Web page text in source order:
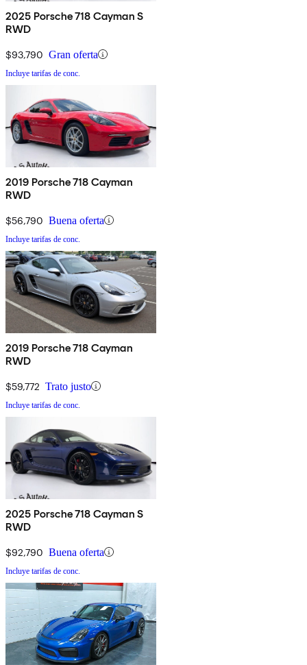
2025 Porsche 718 Cayman S
RWD
$93,790 Gran oferta
Incluye tarifas de conc.
2019 Porsche 718 Cayman
RWD
$56,790 Buena oferta
Incluye tarifas de conc.
2019 Porsche 718 Cayman
RWD
$59,772 Trato justo
Incluye tarifas de conc.
2025 Porsche 718 Cayman S
RWD
$92,790 Buena oferta
Incluye tarifas de conc.